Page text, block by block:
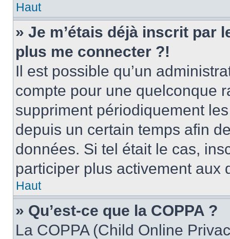
Haut
» Je m’étais déjà inscrit par
plus me connecter ?!
Il est possible qu’un
compte pour une quelconque
suppriment périodiquement
depuis un certain temps afin
données. Si tel était le cas,
participer plus activement aux
Haut
» Qu’est-ce que la COPPA ?
La COPPA (Child Online